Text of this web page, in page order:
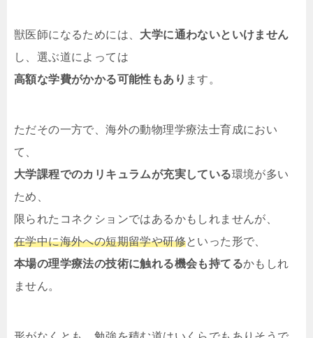
獣医師になるためには、 大学に通わないといけません
し、選ぶ道によっては
高額な学費がかかる可能性もあり ます。
ただその一方で、海外の動物理学療法士育成におい
て、
大学課程でのカリキュラムが充実している環境が多い
ため、
限られたコネクションではあるかもしれませんが、
在学中に海外への短期留学や研修といった形で、
本場の理学療法の技術に触れる機会も持てるかもしれ
ません。